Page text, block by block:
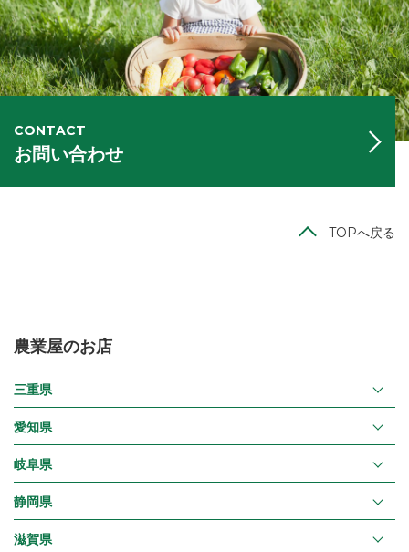
CONTACT
お問い合わせ
TOPへ戻る
農業屋のお店
三重県
愛知県
岐阜県
静岡県
滋賀県